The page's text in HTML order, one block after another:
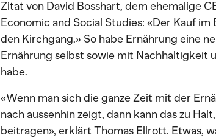
Zitat von David Bosshart, dem ehemalige
Economic and Social Studies: «Der Kauf
den Kirchgang.» So habe Ernährung eine
Ernährung selbst sowie mit Nachhaltigkeit
habe.
«Wenn man sich die ganze Zeit mit der
nach aussenhin zeigt, dann kann das zu
beitragen», erklärt Thomas Ellrott. Etwas,